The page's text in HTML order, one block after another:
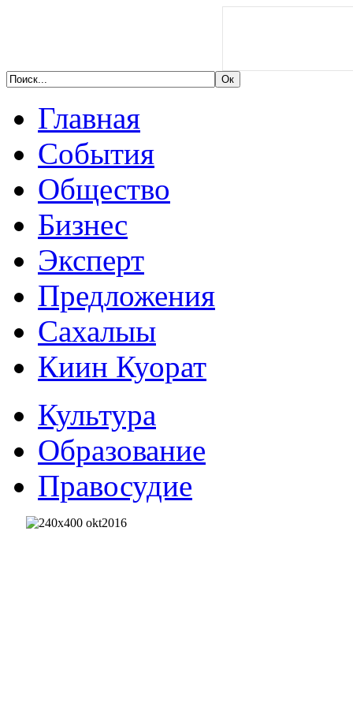
Главная
События
Общество
Бизнес
Эксперт
Предложения
Сахалыы
Киин Куорат
Культура
Образование
Правосудие